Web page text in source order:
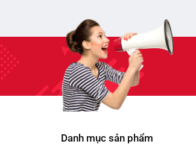
Danh mục sản phẩm